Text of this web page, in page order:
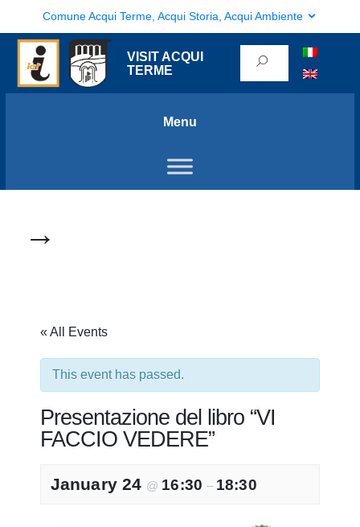
Comune Acqui Terme, Acqui Storia, Acqui Ambiente
VISIT ACQUI
TERME
Menu
→
« All Events
This event has passed.
Presentazione del libro “VI
FACCIO VEDERE”
January 24 @ 16:30 – 18:30